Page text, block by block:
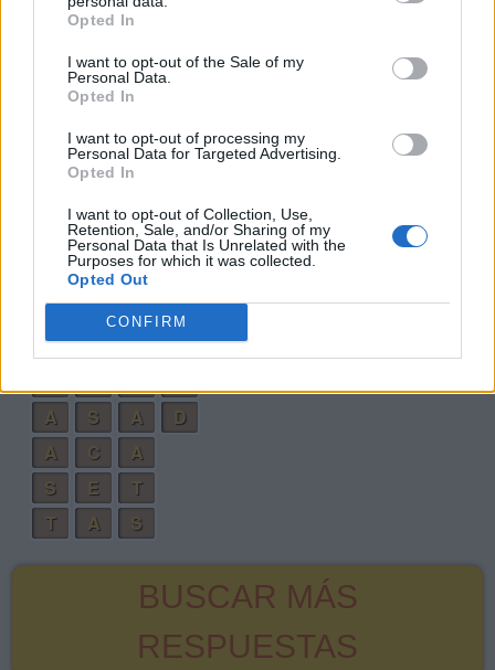
Opted In
I want to opt-out of the Sale of my
Personal Data.
Opted In
I want to opt-out of processing my
Personal Data for Targeted Advertising.
Opted In
I want to opt-out of Collection, Use,
Retention, Sale, and/or Sharing of my
Personal Data that Is Unrelated with the
Purposes for which it was collected.
Opted Out
CONFIRM
C T
T A
S
S T
S C E T
A
S T D
E
A T
E
A T
T
E C
A
A
T E
A
A
S A
D
A
C
A
S
E
T
T
A S
BUSCAR MÁS
RESPUESTAS